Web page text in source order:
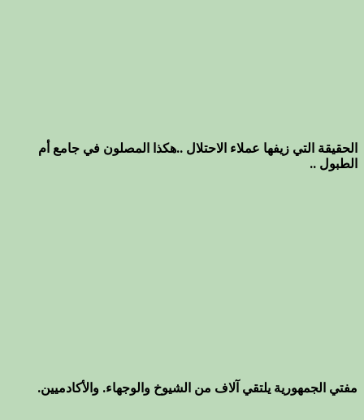
الحقيقة التي زيفها عملاء الاحتلال ..هكذا المصلون في جامع أم
الطبول ..
مفتي الجمهورية يلتقي آلاف من الشيوخ والوجهاء. والأكادميين.